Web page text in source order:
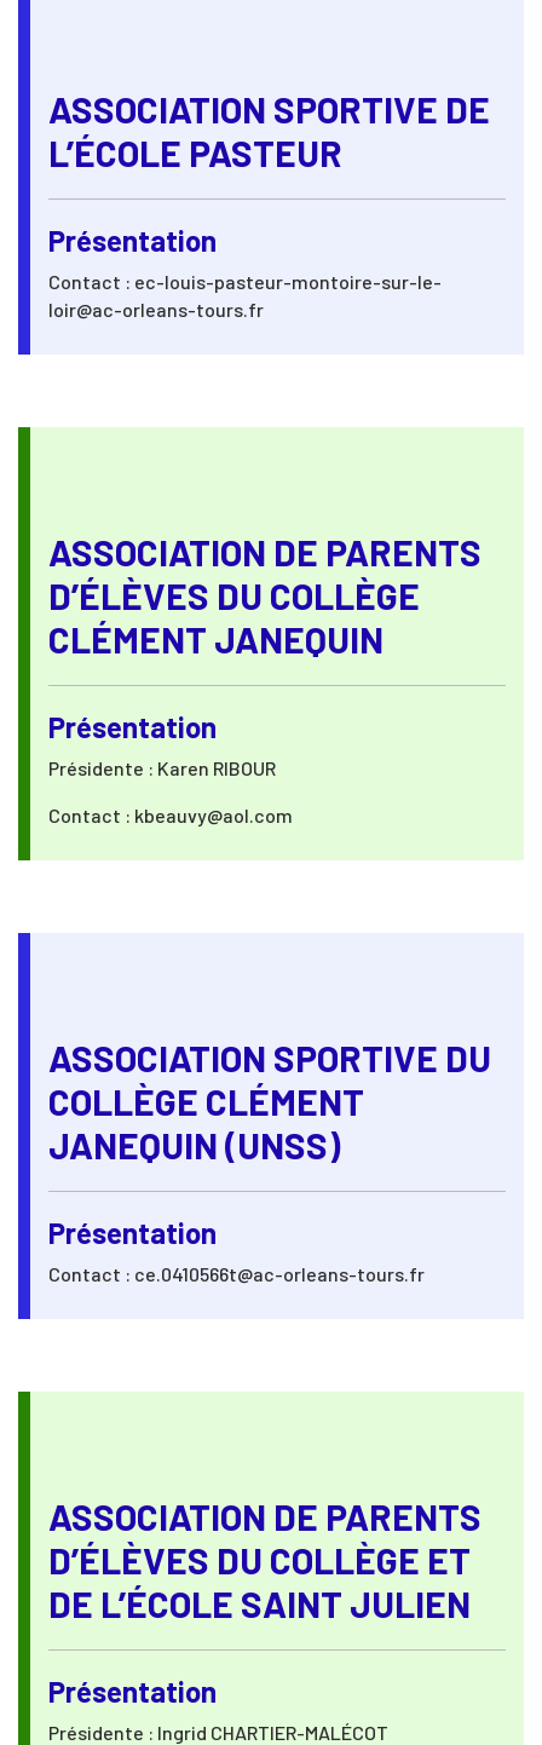
ASSOCIATION SPORTIVE DE
L’ÉCOLE PASTEUR
Présentation
Contact : ec-louis-pasteur-montoire-sur-le-
loir@ac-orleans-tours.fr
ASSOCIATION DE PARENTS
D’ÉLÈVES DU COLLÈGE
CLÉMENT JANEQUIN
Présentation
Présidente : Karen RIBOUR
Contact : kbeauvy@aol.com
ASSOCIATION SPORTIVE DU
COLLÈGE CLÉMENT
JANEQUIN (UNSS)
Présentation
Contact : ce.0410566t@ac-orleans-tours.fr
ASSOCIATION DE PARENTS
D’ÉLÈVES DU COLLÈGE ET
DE L’ÉCOLE SAINT JULIEN
Présentation
Présidente : Ingrid CHARTIER-MALÉCOT